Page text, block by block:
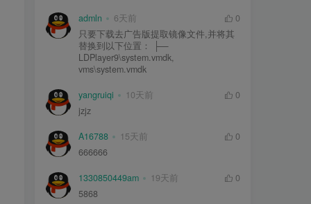
admln 6天前
0
只要下载去广告版提取镜像文件,并将其
替换到以下位置： ├—
LDPlayer9\system.vmdk,
vms\system.vmdk
yangruiqi 10天前
0
jzjz
A16788 15天前
0
666666
1330850449am 19天前
0
5868